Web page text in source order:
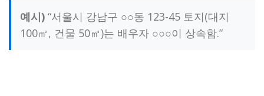
예시) “서울시 강남구 ○○동 123-45 토지(대지
100㎡, 건물 50㎡)는 배우자 ○○○이 상속함.”